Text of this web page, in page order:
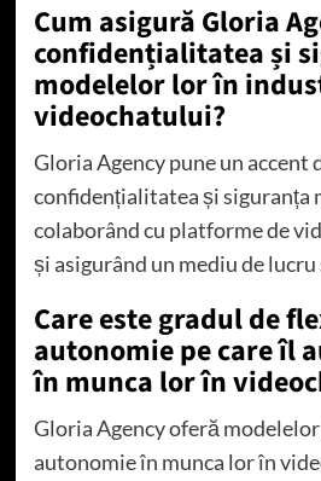
Cum asigură Gloria
confidențialitatea și
modelelor lor în
videochatului?
Gloria Agency pune un accent
confidențialitatea și siguranța
colaborând cu platforme de
și asigurând un mediu de
Care este gradul de
autonomie pe care îl
în munca lor în
Gloria Agency oferă
autonomie în munca lor în